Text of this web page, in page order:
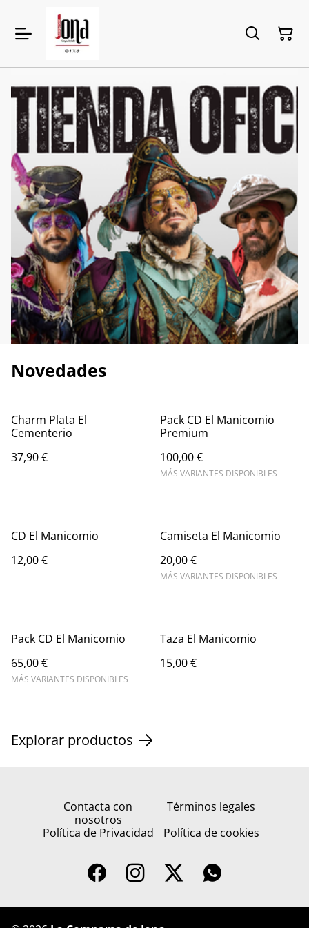
Novedades
Charm Plata El
Cementerio
37,90 €
Pack CD El Manicomio
Premium
100,00 €
MÁS VARIANTES DISPONIBLES
CD El Manicomio
12,00 €
Camiseta El Manicomio
20,00 €
MÁS VARIANTES DISPONIBLES
Pack CD El Manicomio
65,00 €
MÁS VARIANTES DISPONIBLES
Taza El Manicomio
15,00 €
Explorar productos
Contacta con
nosotros
Términos legales
Política de Privacidad
Política de cookies